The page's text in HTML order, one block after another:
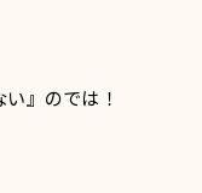
』のでは！